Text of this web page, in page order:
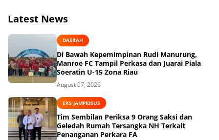
Latest News
DAERAH
Di Bawah Kepemimpinan Rudi Manurung,
Manroe FC Tampil Perkasa dan Juarai Piala
Soeratin U-15 Zona Riau
August 07, 2026
EKS JAMPIDSUS
Tim Sembilan Periksa 9 Orang Saksi dan
Geledah Rumah Tersangka NH Terkait
Penanganan Perkara FA